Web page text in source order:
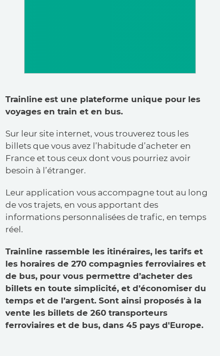
Trainline est une plateforme unique pour les
voyages en train et en bus.
Sur leur site internet, vous trouverez tous les
billets que vous avez l’habitude d’acheter en
France et tous ceux dont vous pourriez avoir
besoin à l’étranger.
Leur application vous accompagne tout au long
de vos trajets, en vous apportant des
informations personnalisées de trafic, en temps
réel.
Trainline rassemble les itinéraires, les tarifs et
les horaires de 270 compagnies ferroviaires et
de bus, pour vous permettre d’acheter des
billets en toute simplicité, et d’économiser du
temps et de l’argent. Sont ainsi proposés à la
vente les billets de 260 transporteurs
ferroviaires et de bus, dans 45 pays d'Europe.